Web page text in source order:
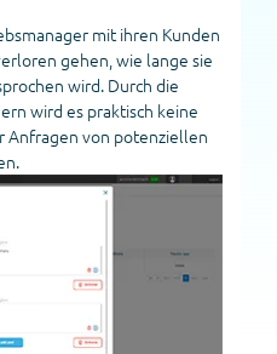
mit ihren Kunden
gehen, wie lange sie
wird. Durch die
wird es praktisch keine
Anfragen von potenziellen